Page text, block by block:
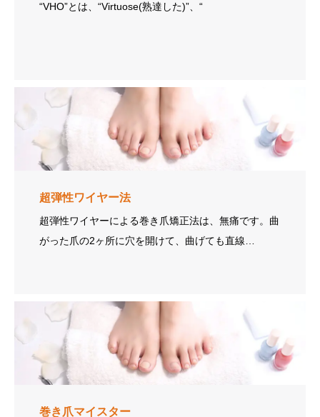
“VHO”とは、“Virtuose(熟達した)”、“
超弾性ワイヤー法
超弾性ワイヤーによる巻き爪矯正法は、無痛です。曲
がった爪の2ヶ所に穴を開けて、曲げても直線…
巻き爪マイスター